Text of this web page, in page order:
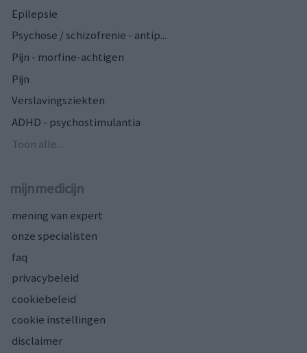
Epilepsie
Psychose / schizofrenie - antip...
Pijn - morfine-achtigen
Pijn
Verslavingsziekten
ADHD - psychostimulantia
Toon alle...
mijnmedicijn
mening van expert
onze specialisten
faq
privacybeleid
cookiebeleid
cookie instellingen
disclaimer